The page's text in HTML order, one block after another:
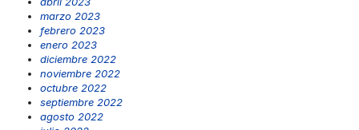
marzo 2023
febrero 2023
enero 2023
diciembre 2022
noviembre 2022
octubre 2022
septiembre 2022
agosto 2022